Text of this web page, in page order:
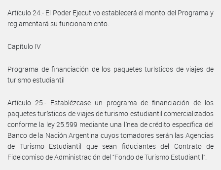
Artículo 24.- El Poder Ejecutivo establecerá el monto del Programa y
reglamentará su funcionamiento.
Capítulo IV
Programa de financiación de los paquetes turísticos de viajes de
turismo estudiantil
Artículo 25.- Establézcase un programa de financiación de los
paquetes turísticos de viajes de turismo estudiantil comercializados
conforme la ley 25.599 mediante una línea de crédito específica del
Banco de la Nación Argentina cuyos tomadores serán las Agencias
de Turismo Estudiantil que sean fiduciantes del Contrato de
Fideicomiso de Administración del “Fondo de Turismo Estudiantil”.